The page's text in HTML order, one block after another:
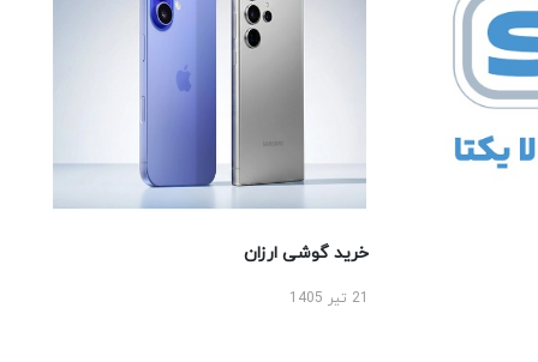
خرید گوشی ارزان